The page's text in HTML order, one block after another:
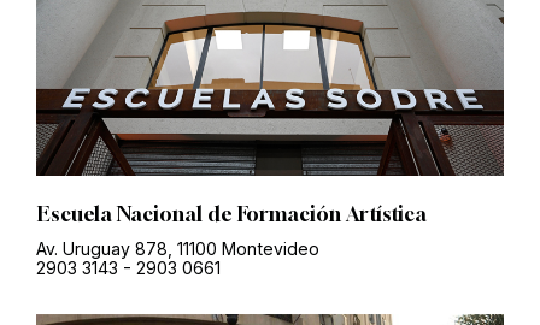
Escuela Nacional de Formación Artística
Av. Uruguay 878, 11100 Montevideo
2903 3143 - 2903 0661